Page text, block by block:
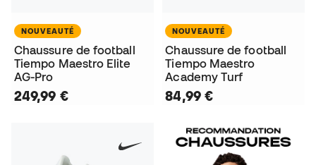
NOUVEAUTÉ
Chaussure de football
Tiempo Maestro Elite
AG-Pro
249,99 €
NOUVEAUTÉ
Chaussure de football
Tiempo Maestro
Academy Turf
84,99 €